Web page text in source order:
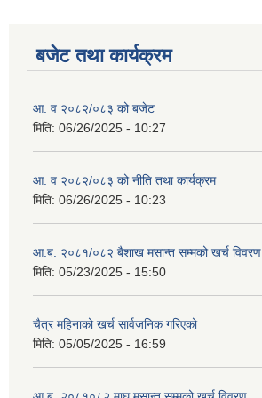
बजेट तथा कार्यक्रम
आ. व २०८२/०८३ को बजेट
मिति: 06/26/2025 - 10:27
आ. व २०८२/०८३ को नीति तथा कार्यक्रम
मिति: 06/26/2025 - 10:23
आ.ब. २०८१/०८२ बैशाख मसान्त सम्मको खर्च विवरण
मिति: 05/23/2025 - 15:50
चैत्र महिनाको खर्च सार्वजनिक गरिएको
मिति: 05/05/2025 - 16:59